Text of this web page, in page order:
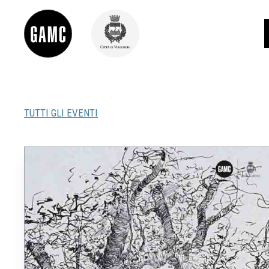
SHOP
LE COLLEZIONI
GLI AUTORI
LORENZO VIANI
MOSTRE
EVENTI
PALAZZO DELLE MUSE
TUTTI GLI EVENTI